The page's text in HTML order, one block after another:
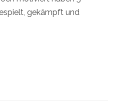
gekämpft und